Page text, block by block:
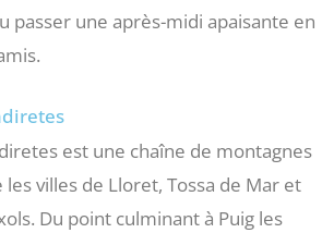
passer une après-midi apaisante en
est une chaîne de montagnes
villes de Lloret, Tossa de Mar et
Du point culminant à Puig les